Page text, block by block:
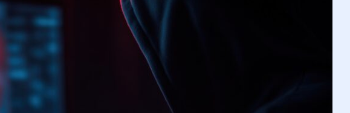
PHILOSOPHY
企業理念
WEBシステム事業
【まずは1日5分】タイピング
を少しずつ速くしたい人向
け、おすすめ無料練習サイト